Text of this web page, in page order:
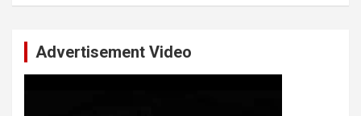
Advertisement Video